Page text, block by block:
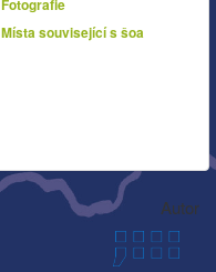
Fotografie
Místa související s šoa
Autor